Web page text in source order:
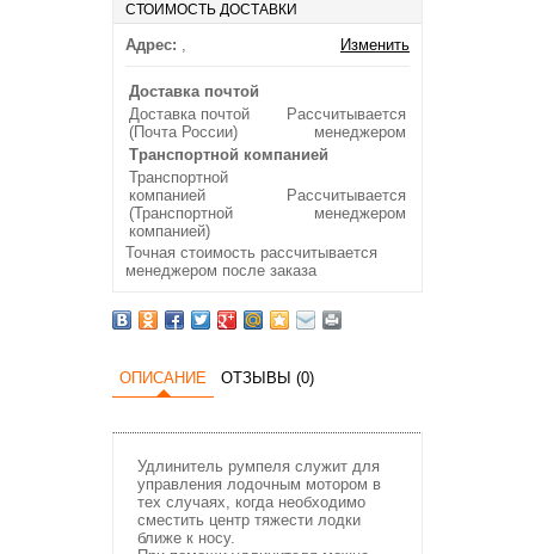
СТОИМОСТЬ ДОСТАВКИ
Адрес: , Изменить
Доставка почтой
Доставка почтой
(Почта России)
Рассчитывается
менеджером
Транспортной компанией
Транспортной
компанией
(Транспортной
компанией)
Рассчитывается
менеджером
Точная стоимость рассчитывается
менеджером после заказа
ОПИСАНИЕ ОТЗЫВЫ (0)
Удлинитель румпеля служит для
управления лодочным мотором в
тех случаях, когда необходимо
сместить центр тяжести лодки
ближе к носу.